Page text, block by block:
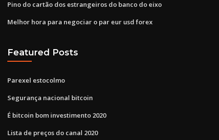
Pino do cartão dos estrangeiros do banco do eixo
Melhor hora para negociar o par eur usd forex
Featured Posts
Parexel estocolmo
Segurança nacional bitcoin
É bitcoin bom investimento 2020
Lista de preços do canal 2020